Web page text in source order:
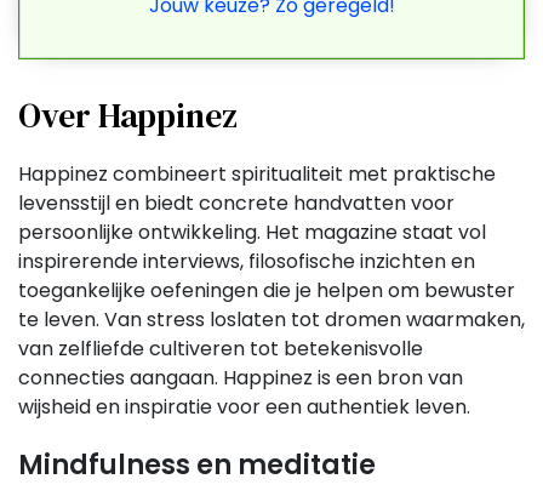
Over Happinez
Happinez combineert spiritualiteit met praktische
levensstijl en biedt concrete handvatten voor
persoonlijke ontwikkeling. Het magazine staat vol
inspirerende interviews, filosofische inzichten en
toegankelijke oefeningen die je helpen om bewuster
te leven. Van stress loslaten tot dromen waarmaken,
van zelfliefde cultiveren tot betekenisvolle
connecties aangaan. Happinez is een bron van
wijsheid en inspiratie voor een authentiek leven.
Mindfulness en meditatie